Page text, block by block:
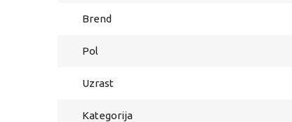
Brend
Pol
Uzrast
Kategorija